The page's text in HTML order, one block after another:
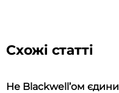
Схожі статті
Не Blackwell’ом